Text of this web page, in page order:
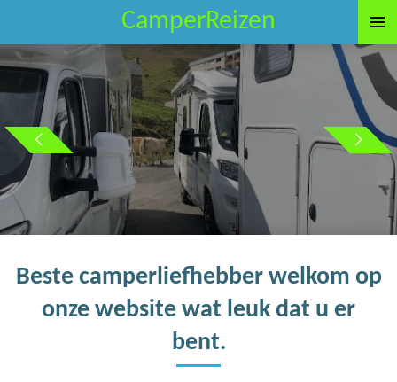
direct
naar
hoofdinhoud
CamperReizen
Beste camperliefhebber welkom op
onze website wat leuk dat u er
bent.